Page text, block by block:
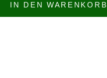
IN DEN WARENKORB